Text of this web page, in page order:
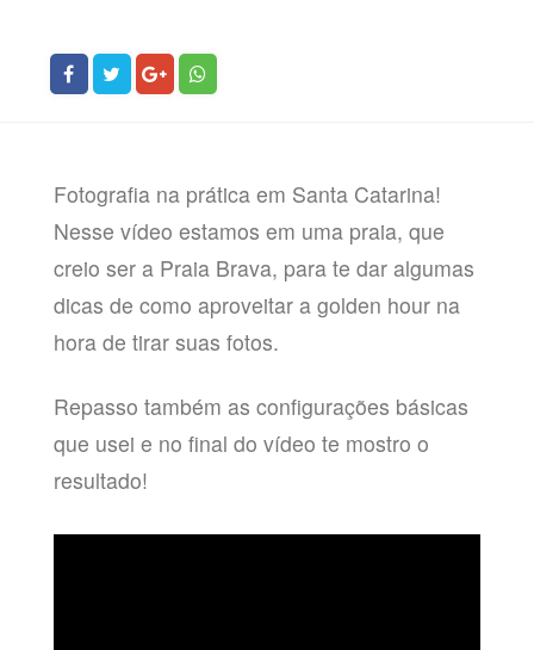
Fotografia na prática em Santa Catarina!
Nesse vídeo estamos em uma praia, que
creio ser a Praia Brava, para te dar algumas
dicas de como aproveitar a golden hour na
hora de tirar suas fotos.
Repasso também as configurações básicas
que usei e no final do vídeo te mostro o
resultado!